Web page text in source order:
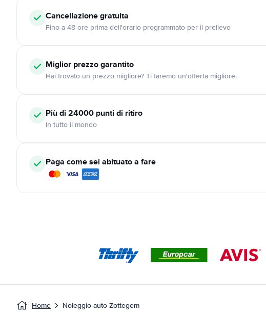
Cancellazionegratuita
Fino a 48 ore prima dell'orario programmato per il prelievo
Miglior prezzo garantito
Hai trovato un prezzo migliore? Ti faremo un'offerta migliore.
Più di 24000 punti di ritiro
In tutto il mondo
Paga come sei abituato a fare
Home Noleggio auto Zottegem